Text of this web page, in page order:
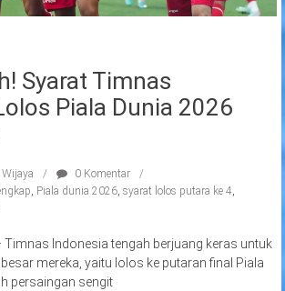
Syarat Timnas
Piala Dunia 2026
0 Komentar
, Piala dunia 2026, syarat lolos putara ke 4,
Indonesia tengah berjuang keras untuk
mereka, yaitu lolos ke putaran final Piala
persaingan sengit